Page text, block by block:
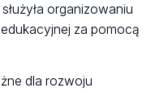
organizowaniu
za pomocą
dla rozwoju